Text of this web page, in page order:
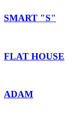
SMART "S"
FLAT HOUSE
ADAM